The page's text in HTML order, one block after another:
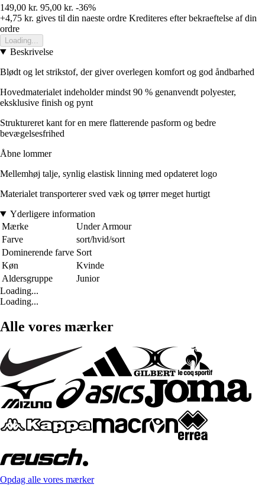
149,00 kr. 95,00 kr. -36%
+4,75 kr. gives til din naeste ordre Krediteres efter bekraeftelse af din
ordre
Loading...
Beskrivelse
Blødt og let strikstof, der giver overlegen komfort og god åndbarhed
Hovedmaterialet indeholder mindst 90 % genanvendt polyester,
eksklusive finish og pynt
Struktureret kant for en mere flatterende pasform og bedre
bevægelsesfrihed
Åbne lommer
Mellemhøj talje, synlig elastisk linning med opdateret logo
Materialet transporterer sved væk og tørrer meget hurtigt
Yderligere information
Mærke
Under Armour
Farve
sort/hvid/sort
Dominerende farve Sort
Køn
Kvinde
Aldersgruppe
Junior
Loading...
Loading...
Alle vores mærker
Opdag alle vores mærker